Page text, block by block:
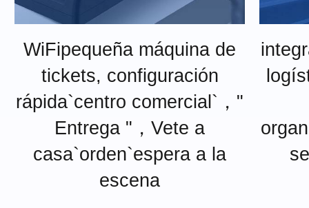
WiFipequeña máquina de
tickets, configuración
rápida`centro comercial`，"
Entrega "，Vete a
casa`orden`espera a la
escena